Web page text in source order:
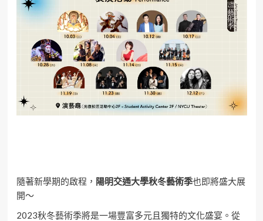
隨著新學期的啟程， 陽明交通大學秋冬藝術季也即將盛大展
開～
2023秋冬藝術季將是一場豐富多元且獨特的文化盛宴。從